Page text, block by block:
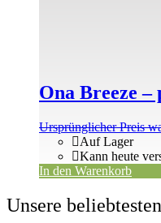
Ona Breeze –
Ursprünglicher Preis
Auf Lager
Kann heute
In den Warenkorb
Unsere beliebtesten